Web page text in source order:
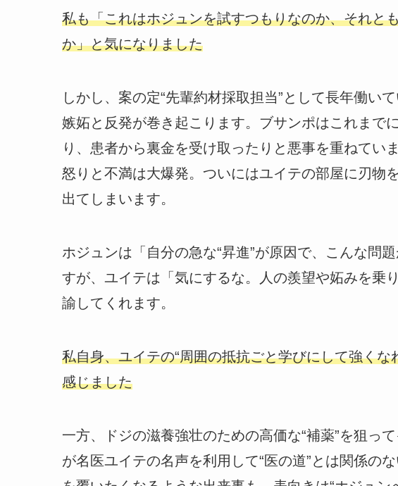
私も「これはホジュンを試すつもりなのか、それと
か」と気になりました
しかし、案の定“先輩約材採取担当”として長年働い
嫉妬と反発が巻き起こります。ブサンポはこれまで
り、患者から裏金を受け取ったりと悪事を重ねてい
怒りと不満は大爆発。ついにはユイテの部屋に刃物
出てしまいます。
ホジュンは「自分の急な“昇進”が原因で、こんな問
すが、ユイテは「気にするな。人の羨望や妬みを乗
諭してくれます。
私自身、ユイテの“周囲の抵抗ごと学びにして強く
感じました
一方、ドジの滋養強壮のための高価な“補薬”を狙っ
が名医ユイテの名声を利用して“医の道”とは関係の